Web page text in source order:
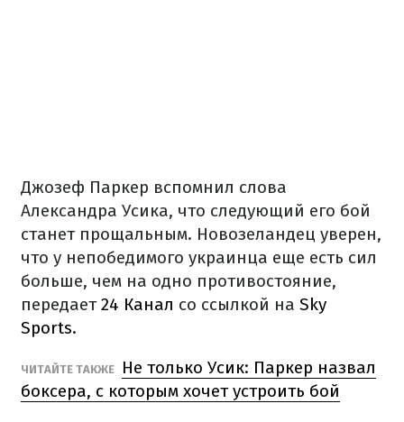
Джозеф Паркер вспомнил слова
Александра Усика, что следующий его бой
станет прощальным. Новозеландец уверен,
что у непобедимого украинца еще есть сил
больше, чем на одно противостояние,
передает24 Канал со ссылкой на Sky
Sports.
ЧИТАЙТЕ ТАКЖЕ
Не только Усик: Паркер назвал
боксера, с которым хочет устроить бой